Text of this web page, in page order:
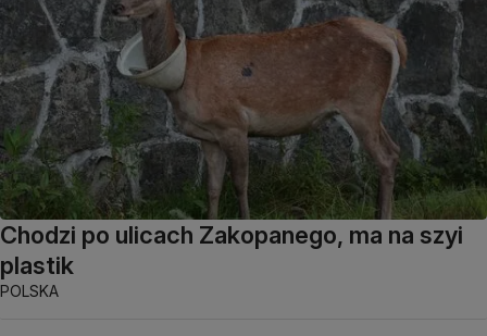
Chodzi po ulicach Zakopanego, ma na szyi
plastik
POLSKA